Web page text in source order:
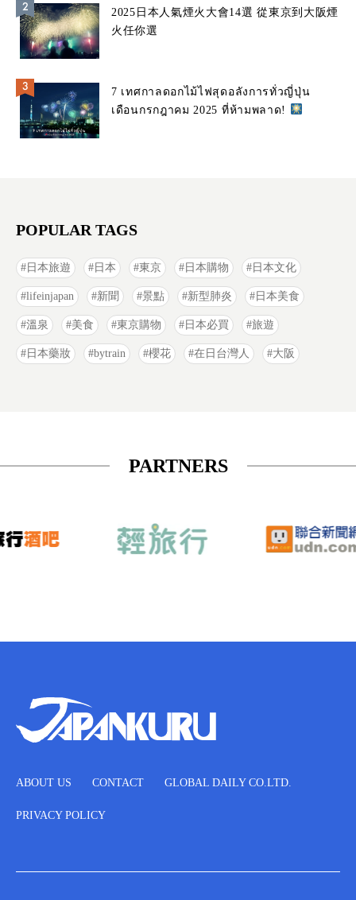
2025日本人氣煙火大會14選 從東京到大阪煙
火任你選
7 เทศกาลดอกไม้ไฟสุดอลังการทั่วญี่ปุ่น
เดือนกรกฎาคม 2025 ที่ห้ามพลาด!
POPULAR TAGS
日本旅遊 日本 東京 日本購物 日本文化
lifeinjapan 新聞 景點 新型肺炎 日本美食
溫泉 美食 東京購物 日本必買 旅遊
日本藥妝 bytrain 櫻花 在日台灣人 大阪
PARTNERS
ABOUT US CONTACT GLOBAL DAILY CO.LTD.
PRIVACY POLICY